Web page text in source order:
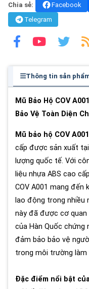
Chia sẻ: Facebook
Telegram
Thông tin sản
Mũ Bảo Hộ COV
Bảo Vệ Toàn Diện
Mũ bảo hộ COV A001
cấp được sản xuất
lượng quốc tế. Với
liệu nhựa ABS cao
COV A001 mang đến
lao động trong nhiều
này đã được cơ quan
của Hàn Quốc chứng
đảm bảo bảo vệ
trong môi trường làm
Đặc điểm nổi bật